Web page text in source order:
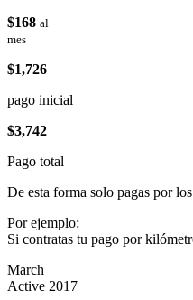
$168 al
mes
$1,726
pago inicial
$3,742
Pago total
De esta forma solo pagas por
Por ejemplo:
Si contratas tu pago por
March
Active 2017